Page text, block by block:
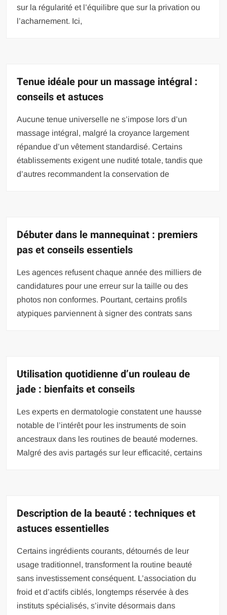
sur la régularité et l’équilibre que sur la privation ou
l’acharnement. Ici,
Tenue idéale pour un massage intégral :
conseils et astuces
Aucune tenue universelle ne s’impose lors d’un
massage intégral, malgré la croyance largement
répandue d’un vêtement standardisé. Certains
établissements exigent une nudité totale, tandis que
d’autres recommandent la conservation de
Débuter dans le mannequinat : premiers
pas et conseils essentiels
Les agences refusent chaque année des milliers de
candidatures pour une erreur sur la taille ou des
photos non conformes. Pourtant, certains profils
atypiques parviennent à signer des contrats sans
Utilisation quotidienne d’un rouleau de
jade : bienfaits et conseils
Les experts en dermatologie constatent une hausse
notable de l’intérêt pour les instruments de soin
ancestraux dans les routines de beauté modernes.
Malgré des avis partagés sur leur efficacité, certains
Description de la beauté : techniques et
astuces essentielles
Certains ingrédients courants, détournés de leur
usage traditionnel, transforment la routine beauté
sans investissement conséquent. L’association du
froid et d’actifs ciblés, longtemps réservée à des
instituts spécialisés, s’invite désormais dans